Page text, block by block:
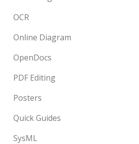
OCR
Online Diagram
OpenDocs
PDF Editing
Posters
Quick Guides
SysML